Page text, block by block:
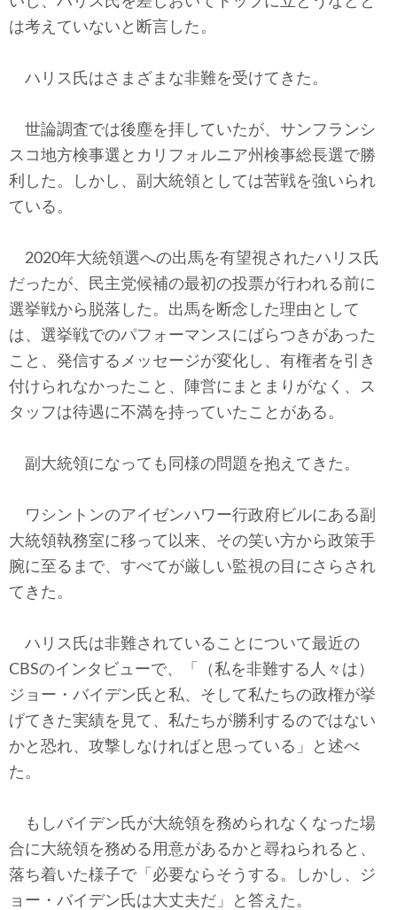
は考えていないと断言した。
ハリス氏はさまざまな非難を受けてきた。
世論調査では後塵を拝していたが、サンフランシ
スコ地方検事選とカリフォルニア州検事総長選で勝
利した。しかし、副大統領としては苦戦を強いられ
ている。
2020年大統領選への出馬を有望視されたハリス氏
だったが、民主党候補の最初の投票が行われる前に
選挙戦から脱落した。出馬を断念した理由として
は、選挙戦でのパフォーマンスにばらつきがあった
こと、発信するメッセージが変化し、有権者を引き
付けられなかったこと、陣営にまとまりがなく、ス
タッフは待遇に不満を持っていたことがある。
副大統領になっても同様の問題を抱えてきた。
ワシントンのアイゼンハワー行政府ビルにある副
大統領執務室に移って以来、その笑い方から政策手
腕に至るまで、すべてが厳しい監視の目にさらされ
てきた。
ハリス氏は非難されていることについて最近の
CBSのインタビューで、「（私を非難する人々は）
ジョー・バイデン氏と私、そして私たちの政権が挙
げてきた実績を見て、私たちが勝利するのではない
かと恐れ、攻撃しなければと思っている」と述べ
た。
もしバイデン氏が大統領を務められなくなった場
合に大統領を務める用意があるかと尋ねられると、
落ち着いた様子で「必要ならそうする。しかし、ジ
ョー・バイデン氏は大丈夫だ」と答えた。